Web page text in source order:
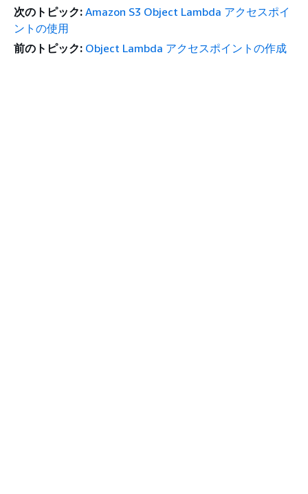
次のトピック: Amazon S3 Object Lambda アクセスポイ
ントの使用
前のトピック: Object Lambda アクセスポイントの作成